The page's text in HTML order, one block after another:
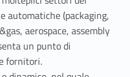
automatiche (packaging,
aerospace, assembly
un punto di
fornitori.